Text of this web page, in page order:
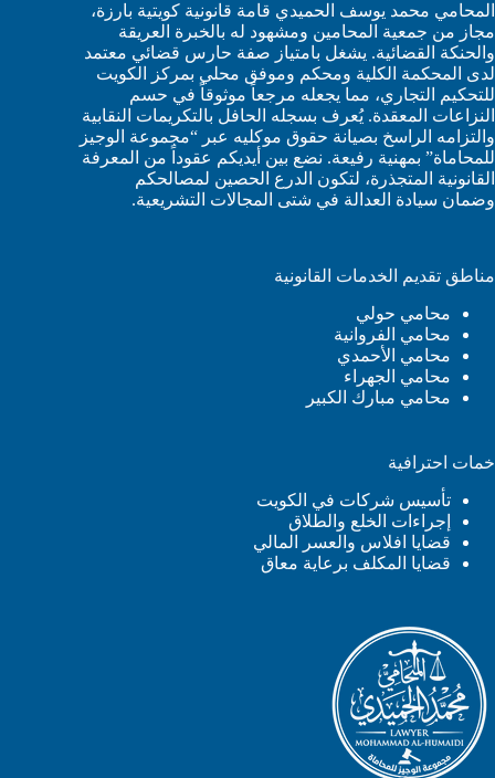
المحامي محمد يوسف الحميدي قامة قانونية كويتية بارزة،
مجاز من جمعية المحامين ومشهود له بالخبرة العريقة
والحنكة القضائية. يشغل بامتياز صفة حارس قضائي معتمد
لدى المحكمة الكلية ومحكم وموفق محلي بمركز الكويت
للتحكيم التجاري، مما يجعله مرجعاً موثوقاً في حسم
النزاعات المعقدة. يُعرف بسجله الحافل بالتكريمات النقابية
والتزامه الراسخ بصيانة حقوق موكليه عبر “مجموعة الوجيز
للمحاماة” بمهنية رفيعة. نضع بين أيديكم عقوداً من المعرفة
القانونية المتجذرة، لتكون الدرع الحصين لمصالحكم
وضمان سيادة العدالة في شتى المجالات التشريعية.
مناطق تقديم الخدمات القانونية
محامي حولي
محامي الفروانية
محامي الأحمدي
محامي الجهراء
محامي مبارك الكبير
خمات احترافية
تأسيس شركات في الكويت
إجراءات الخلع والطلاق
قضايا افلاس والعسر المالي
قضايا المكلف برعاية معاق